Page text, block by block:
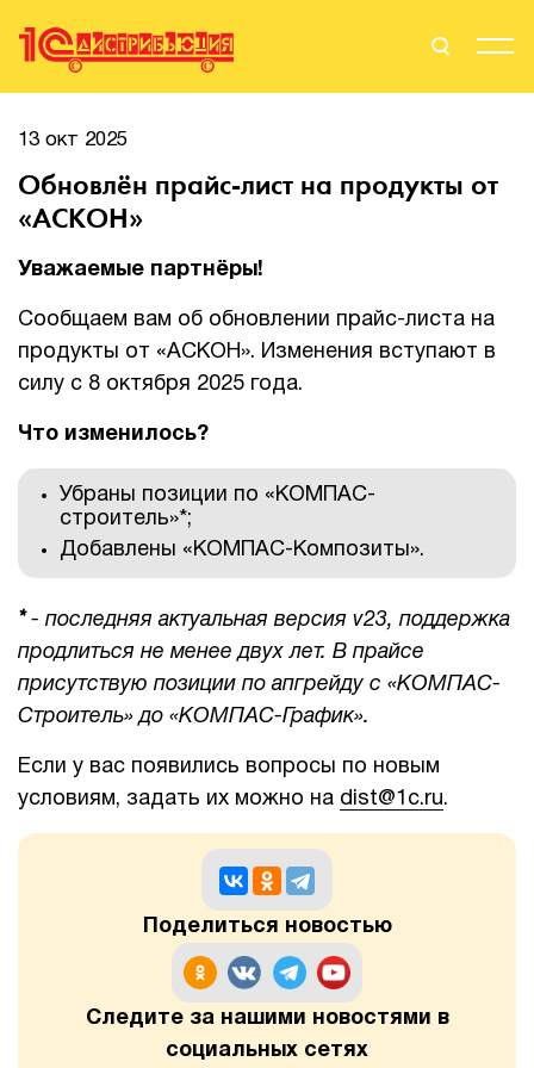
Поиск
Стать Партнером
Вендоры
События
Сервисы для партнеров
1Cофт
13 окт 2025
Обновлён прайс-лист на продукты от
«АСКОН»
Уважаемые партнёры!
Сообщаем вам об обновлении прайс-листа на
продукты от «АСКОН». Изменения вступают в
силу с 8 октября 2025 года.
Что изменилось?
Убраны позиции по «КОМПАС-
строитель»*;
Добавлены «КОМПАС-Композиты».
*- последняя актуальная версия v23, поддержка
продлиться не менее двух лет. В прайсе
присутствую позиции по апгрейду с «КОМПАС-
Строитель» до «КОМПАС-График».
Если у вас появились вопросы по новым
условиям, задать их можно на dist@1c.ru.
Поделиться новостью
Следите за нашими новостями в
социальных сетях